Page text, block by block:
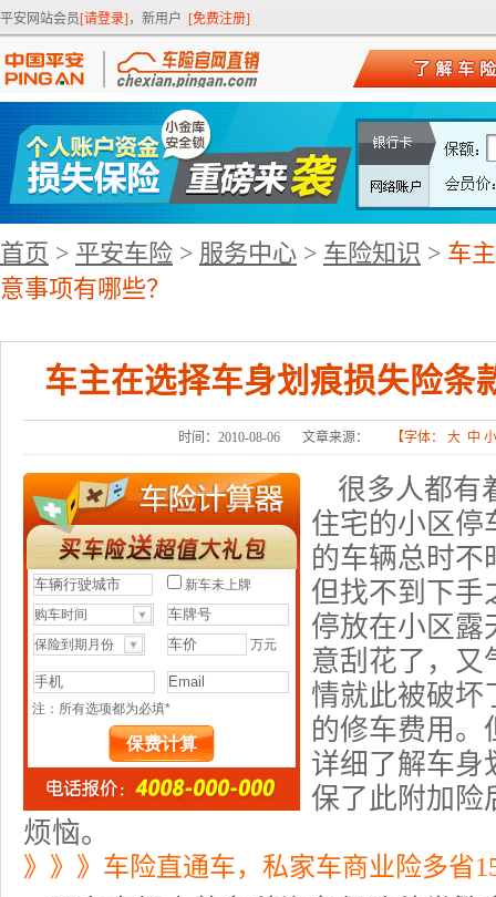
平安网站会员[请登录] ，新用户 [免费注册]
首页 > 平安车险 > 服务中心 > 车险知识 > 车
意事项有哪些？
车主在选择车身划痕损失险条
时间：2010-08-06 文章来源： 【字体： 大 中 小
很多人都有
住宅的小区停
的车辆总时不
但找不到下手
停放在小区露
意刮花了，又
情就此被破坏
的修车费用。
详细了解车身
保了此附加险
烦恼。
》》》车险直通车，私家车商业险多省